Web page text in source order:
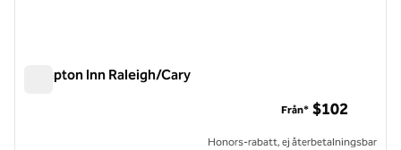
Hampton Inn Raleigh/Cary
Från* $102
Honors-rabatt, ej återbetalningsbar